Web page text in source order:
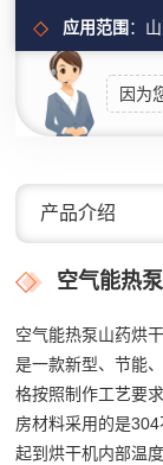
应用范围 ：
因为
产品介绍
空气能热
空气能热泵山药烘
是一款新型、节能
格按照制作工艺要
房材料采用的是
起到烘干机内部温